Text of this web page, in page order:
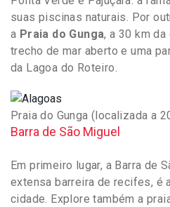
suas piscinas naturais. Por
a Praia do Gunga, a 30 km
trecho de mar aberto e uma
da Lagoa do Roteiro.
Praia do Gunga (localizada a
Barra de São Miguel
Em primeiro lugar, a Barra de
extensa barreira de recifes, é
cidade. Explore também a